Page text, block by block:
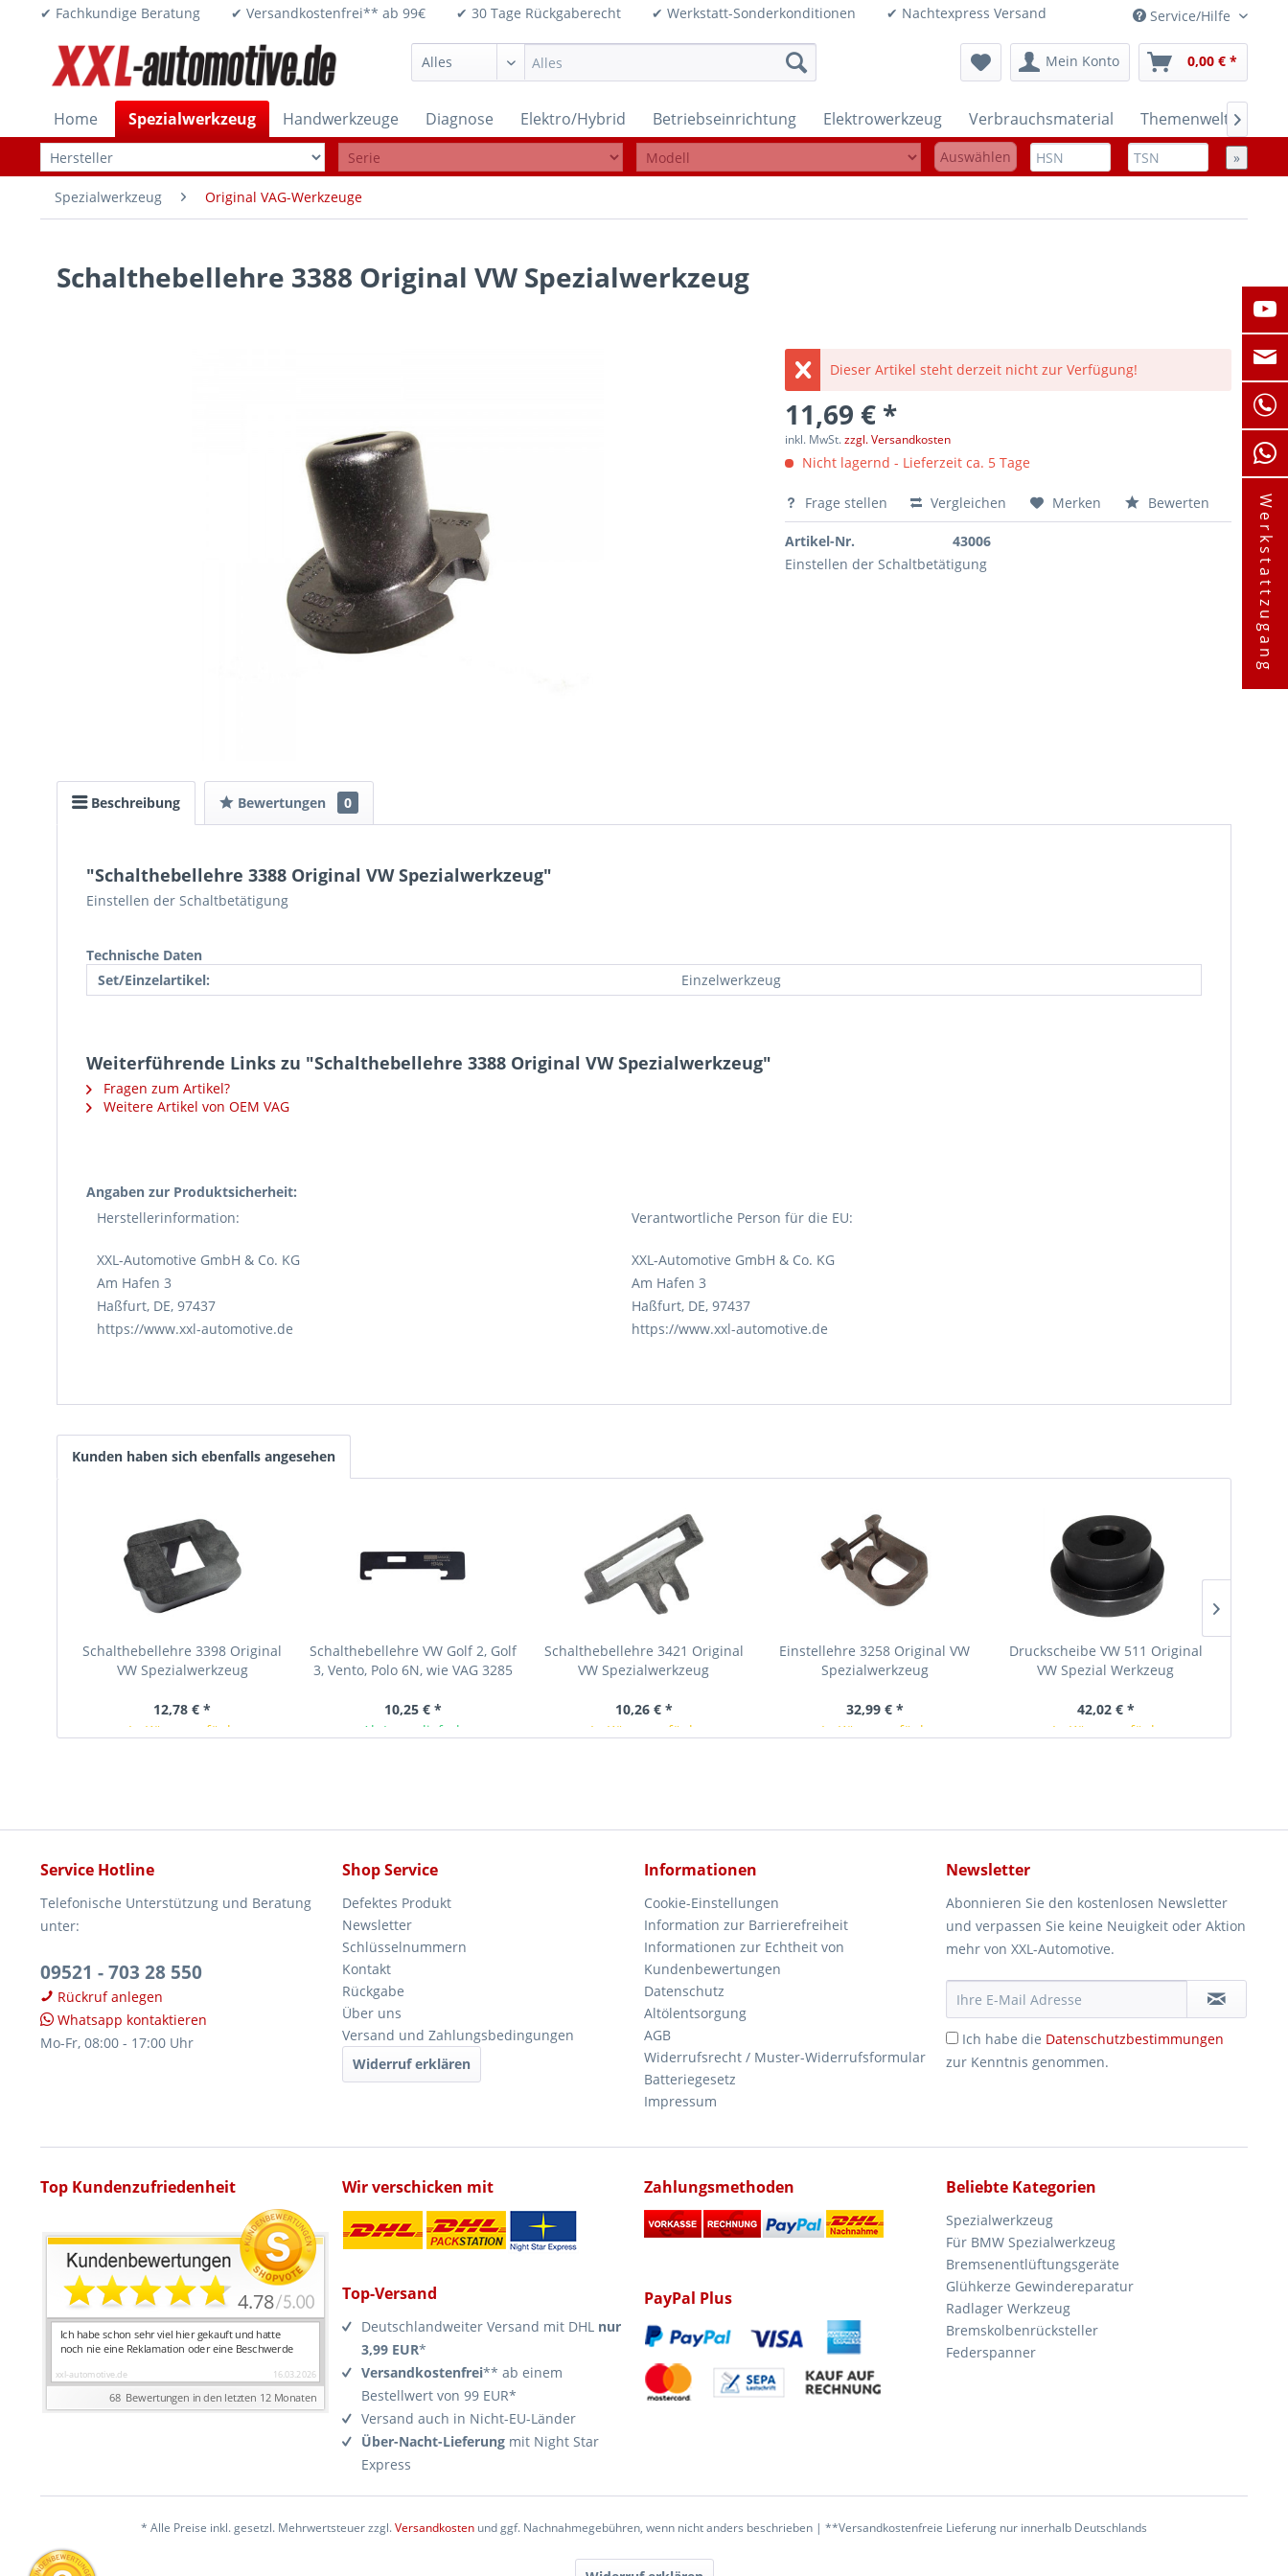
✔ Fachkundige Beratung ✔ Versandkostenfrei** ab 99€ ✔ 30 Tage Rückgaberecht ✔ Werkstatt-Sonderkonditionen ✔ Nachtexpress Versand Service/Hilfe
Mein Konto 0,00 € *
Home Spezialwerkzeug Handwerkzeuge Diagnose Elektro/Hybrid Betriebseinrichtung Elektrowerkzeug Verbrauchsmaterial Themenwelten

Auswählen »
Spezialwerkzeug Original VAG-Werkzeuge
Schalthebellehre 3388 Original VW Spezialwerkzeug
Dieser Artikel steht derzeit nicht zur Verfügung!
11,69 € *
inkl. MwSt.zzgl. Versandkosten
Nicht lagernd - Lieferzeit ca. 5 Tage
Frage stellen Vergleichen Merken Bewerten
Artikel-Nr.
43006
Einstellen der Schaltbetätigung
Beschreibung Bewertungen 0
"Schalthebellehre 3388 Original VW Spezialwerkzeug"
Einstellen der Schaltbetätigung
Technische Daten
Set/Einzelartikel:
Einzelwerkzeug
Weiterführende Links zu "Schalthebellehre 3388 Original VW Spezialwerkzeug"
Fragen zum Artikel?
Weitere Artikel von OEM VAG
Angaben zur Produktsicherheit:
Herstellerinformation:
XXL-Automotive GmbH & Co. KG
Am Hafen 3
Haßfurt, DE, 97437
https://www.xxl-automotive.de
Verantwortliche Person für die EU:
XXL-Automotive GmbH & Co. KG
Am Hafen 3
Haßfurt, DE, 97437
https://www.xxl-automotive.de
Kunden haben sich ebenfalls angesehen
Schalthebellehre 3398 Original
VW Spezialwerkzeug
12,78 € *
In Kürze verfügbar
Schalthebellehre VW Golf 2, Golf
3, Vento, Polo 6N, wie VAG 3285
10,25 € *
Ab Lager lieferbar
Schalthebellehre 3421 Original
VW Spezialwerkzeug
10,26 € *
In Kürze verfügbar
Einstellehre 3258 Original VW
Spezialwerkzeug
32,99 € *
In Kürze verfügbar
Druckscheibe VW 511 Original
VW Spezial Werkzeug
42,02 € *
In Kürze verfügbar
Service Hotline
Telefonische Unterstützung und Beratung
unter:
09521 - 703 28 550
Rückruf anlegen
Whatsapp kontaktieren
Mo-Fr, 08:00 - 17:00 Uhr
Shop Service
Defektes Produkt
Newsletter
Schlüsselnummern
Kontakt
Rückgabe
Über uns
Versand und Zahlungsbedingungen
Widerruf erklären
Informationen
Cookie-Einstellungen
Information zur Barrierefreiheit
Informationen zur Echtheit von
Kundenbewertungen
Datenschutz
Altölentsorgung
AGB
Widerrufsrecht / Muster-Widerrufsformular
Batteriegesetz
Impressum
Newsletter
Abonnieren Sie den kostenlosen Newsletter
und verpassen Sie keine Neuigkeit oder Aktion
mehr von XXL-Automotive.
Ich habe die Datenschutzbestimmungen
zur Kenntnis genommen.
Top Kundenzufriedenheit Wir verschicken mit
Top-Versand
Deutschlandweiter Versand mit DHL nur
3,99 EUR*
Versandkostenfrei** ab einem
Bestellwert von 99 EUR*
Versand auch in Nicht-EU-Länder
Über-Nacht-Lieferung mit Night Star
Express
Zahlungsmethoden
PayPal Plus
Beliebte Kategorien
Spezialwerkzeug
Für BMW Spezialwerkzeug
Bremsenentlüftungsgeräte
Glühkerze Gewindereparatur
Radlager Werkzeug
Bremskolbenrücksteller
Federspanner
* Alle Preise inkl. gesetzl. Mehrwertsteuer zzgl.Versandkosten und ggf. Nachnahmegebühren, wenn nicht anders beschrieben | **Versandkostenfreie Lieferung nur innerhalb Deutschlands
Werkstattzugang